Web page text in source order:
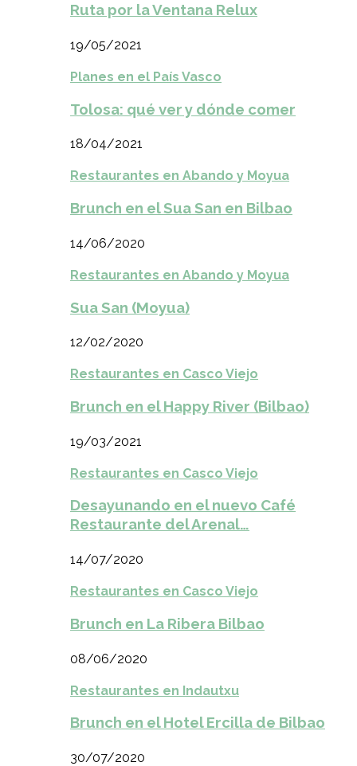
Ruta por la Ventana Relux
19/05/2021
Planes en el País Vasco
Tolosa: qué ver y dónde comer
18/04/2021
Restaurantes en Abando y Moyua
Brunch en el Sua San en Bilbao
14/06/2020
Restaurantes en Abando y Moyua
Sua San (Moyua)
12/02/2020
Restaurantes en Casco Viejo
Brunch en el Happy River (Bilbao)
19/03/2021
Restaurantes en Casco Viejo
Desayunando en el nuevo Café
Restaurante del Arenal…
14/07/2020
Restaurantes en Casco Viejo
Brunch en La Ribera Bilbao
08/06/2020
Restaurantes en Indautxu
Brunch en el Hotel Ercilla de Bilbao
30/07/2020